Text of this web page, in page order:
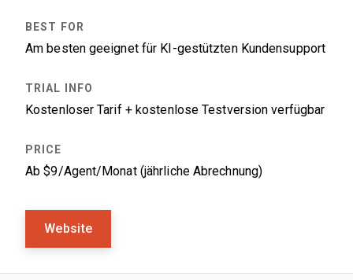
Am besten geeignet für KI-gestützten Kundensupport
Kostenloser Tarif + kostenlose Testversion verfügbar
Ab $9/Agent/Monat (jährliche Abrechnung)
Website